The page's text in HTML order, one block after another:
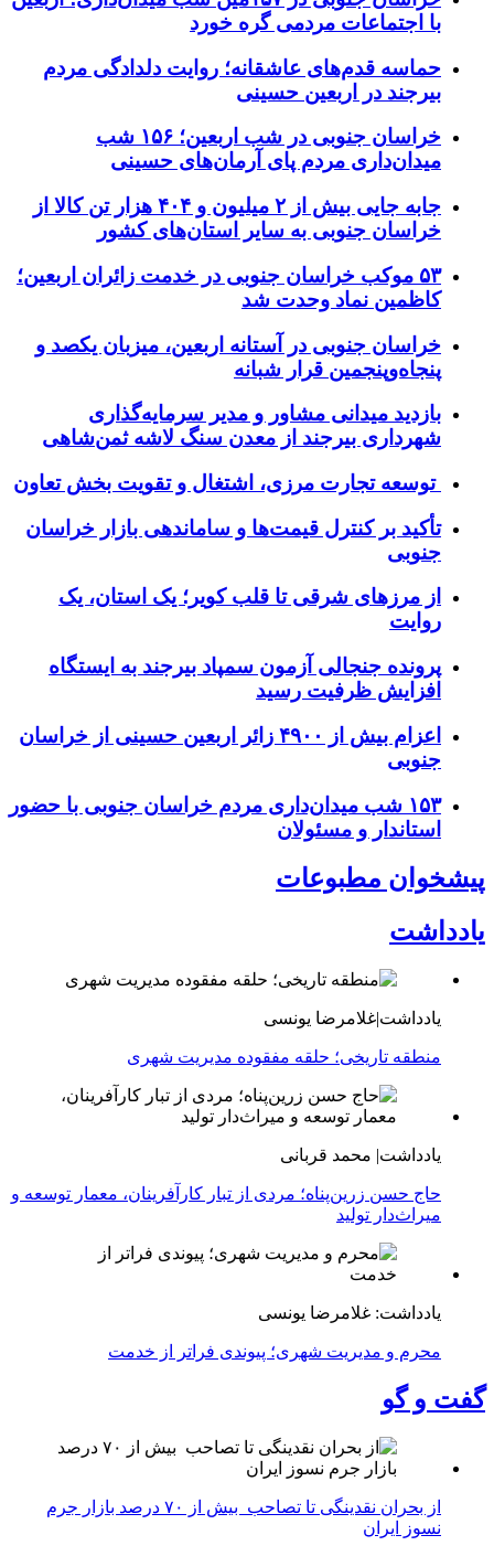
با اجتماعات مردمی گره خورد
حماسه قدم‌های عاشقانه؛ روایت دلدادگی مردم
بیرجند در اربعین حسینی
خراسان جنوبی در شب اربعین؛ ۱۵۶ شب
میدان‌داری مردم پای آرمان‌های حسینی
جابه جایی بیش از ۲ میلیون و ۴۰۴ هزار تن کالا از
خراسان جنوبی به سایر استان‌های کشور
۵۳ موکب خراسان جنوبی در خدمت زائران اربعین؛
کاظمین نماد وحدت شد
خراسان جنوبی در آستانه اربعین، میزبان یکصد و
پنجاه‌وپنجمین قرار شبانه
بازدید میدانی مشاور و مدیر سرمایه‌گذاری
شهرداری بیرجند از معدن سنگ لاشه ثمن‌شاهی
توسعه تجارت مرزی، اشتغال و تقویت بخش تعاون
تأکید بر کنترل قیمت‌ها و ساماندهی بازار خراسان
جنوبی
از مرزهای شرقی تا قلب کویر؛ یک استان، یک
روایت
پرونده جنجالی آزمون سمپاد بیرجند به ایستگاه
افزایش ظرفیت رسید
اعزام بیش از ۴۹۰۰ زائر اربعین حسینی از خراسان
جنوبی
۱۵۳ شب میدان‌داری مردم خراسان جنوبی با حضور
استاندار و مسئولان
پیشخوان مطبوعات
یادداشت
یادداشت|غلامرضا یونسی
منطقه تاریخی؛ حلقه مفقوده مدیریت شهری
یادداشت| محمد قربانی
حاج حسن زرین‌پناه؛ مردی از تبار کارآفرینان، معمار توسعه و
میراث‌دار تولید
یادداشت: غلامرضا یونسی
محرم و مدیریت شهری؛ پیوندی فراتر از خدمت
گفت و گو
از بحران نقدینگی تا تصاحب بیش از ۷۰ درصد بازار جرم
نسوز ایران